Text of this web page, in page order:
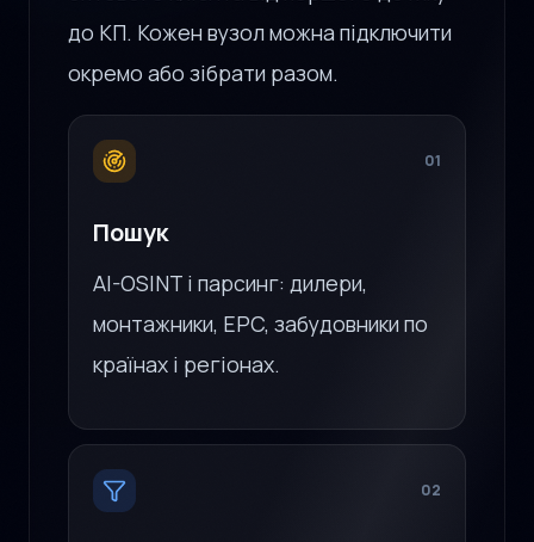
до КП. Кожен вузол можна підключити
окремо або зібрати разом.
01
Пошук
AI-OSINT і парсинг: дилери,
монтажники, EPC, забудовники по
країнах і регіонах.
02